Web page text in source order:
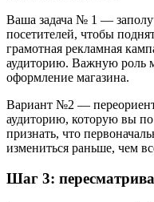
Ваша задача № 1 —
посетителей, чтобы
грамотная рекламная
аудиторию. Важную роль
оформление магазина.
Вариант №2 —
аудиторию, которую вы
признать, что
измениться раньше, чем
Шаг 3: